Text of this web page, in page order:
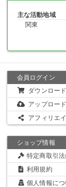
主な活動地域
関東
会員ログイン
ダウンロー
アップロー
アフィリエ
ショップ情報
特定商取引
利用規約
個人情報につ